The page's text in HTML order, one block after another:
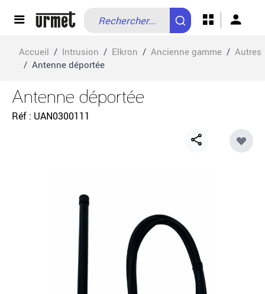
Accueil / Intrusion / Elkron / Ancienne gamme / Autres
/ Antenne déportée
Antenne déportée
Réf UAN0300111